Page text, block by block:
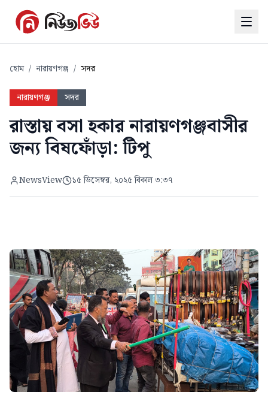
হোম / নারায়ণগঞ্জ / সদর
নারায়ণগঞ্জ সদর
রাস্তায় বসা হকার নারায়ণগঞ্জবাসীর
জন্য বিষফোঁড়া: টিপু
NewsView ১৫ ডিসেম্বর, ২০২৫ বিকাল ৩:৩৭